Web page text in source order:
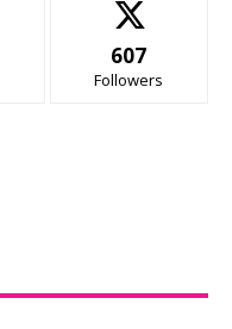
607
Followers